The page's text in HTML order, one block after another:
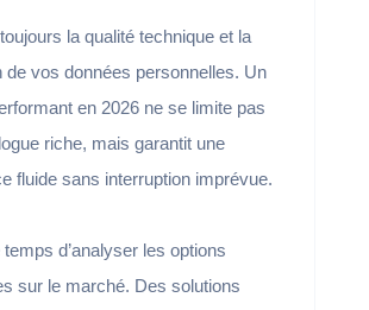
la qualité technique et la
de vos données personnelles. Un
en 2026 ne se limite pas
riche, mais garantit une
fluide sans interruption imprévue.
d’analyser les options
sur le marché. Des solutions